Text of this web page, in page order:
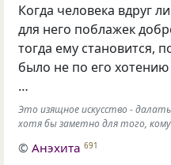
Когда человека вдруг
для него поблажек
тогда ему становится,
было не по его
…
Это изящное искусство -
хотя бы заметно для того,
©Анэхита 691